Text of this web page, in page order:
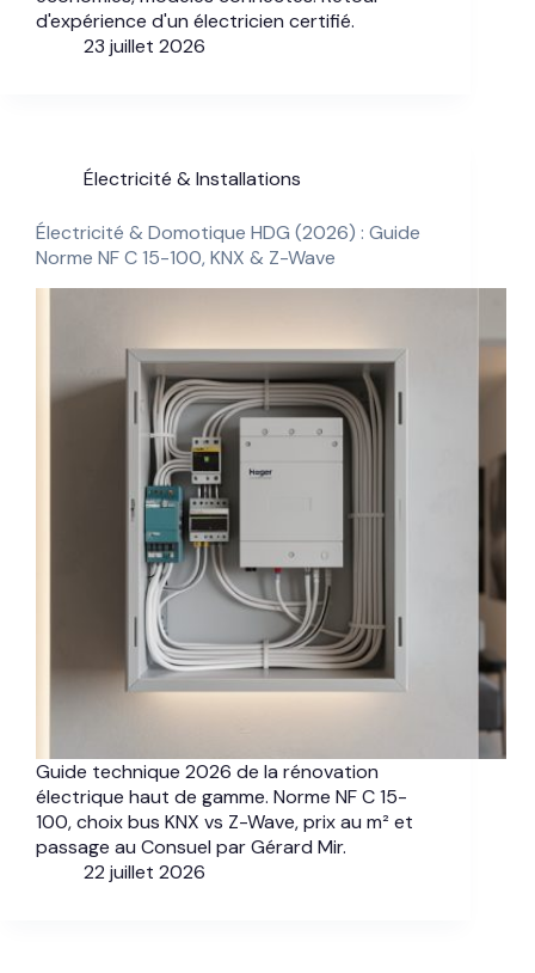
d'expérience d'un électricien certifié.
23 juillet 2026
Électricité & Installations
Électricité & Domotique HDG (2026) : Guide
Norme NF C 15-100, KNX & Z-Wave
Guide technique 2026 de la rénovation
électrique haut de gamme. Norme NF C 15-
100, choix bus KNX vs Z-Wave, prix au m² et
passage au Consuel par Gérard Mir.
22 juillet 2026